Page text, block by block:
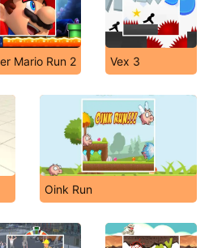
Mario Run 2 Vex 3
Oink Run